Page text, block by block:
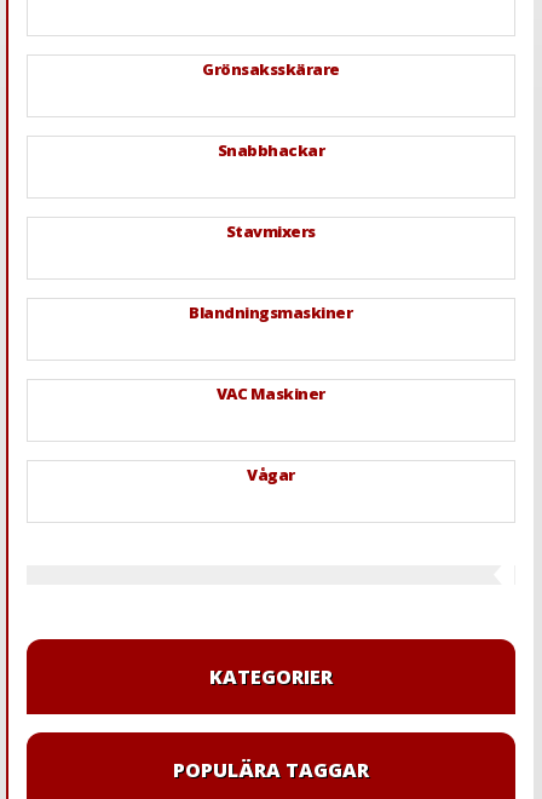
Grönsaksskärare
Snabbhackar
Stavmixers
Blandningsmaskiner
VAC Maskiner
Vågar
KATEGORIER
POPULÄRA TAGGAR